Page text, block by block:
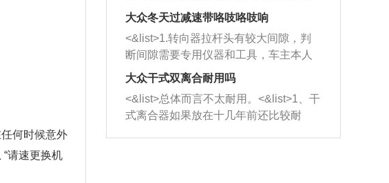
何时候意外
请速更换机
洗剂对堵塞的情况得到解决，将清洗剂
放在燃油箱中，与燃油混合后，车辆启
动时，就可以和汽油一起进入到燃烧
室，最后形成废气排出，就可以让三元
催化器得到清洗，排气管堵塞的情况就
能够得到解决。
习，这样就可以形成肌肉记忆，在真实
驾驶车辆时，不需要记忆也能打好方
向。
和发动机内持续温度变化使其密封效果
逐渐减弱，导致渗油或漏油。<&list>2、
活塞间隙过大：积碳会使活塞环与缸体
的间隙扩大，导致机油流入燃烧室中，
造成烧机油。<&list>3、机油粘度。使用
机油粘度过小的话，同样会有烧机油现
象，机油粘度过小具有很好的流动性，
大众冬天过减速带咯吱咯吱响
<&list>1.转向器拉杆头有较大间隙，判
断间隙需要专用仪器和工具，车主本人
无法制作，需要将车辆送到修理厂或4s
店；<&list>2.车辆半轴套管防尘罩破
裂，破裂后会出现漏油现象，使半轴磨
损严重，磨损的半轴容易损坏，产生异
响；<&list>3.稳定器的转向胶套和球头
大众干式双离合耐用吗
<&list>总体而言不太耐用。<&list>1、干
式离合器如果放在十几年前还比较耐